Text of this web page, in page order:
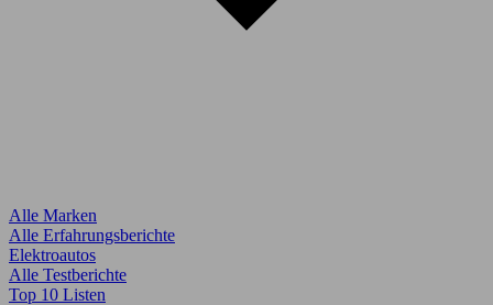
Alle Marken
Alle Erfahrungsberichte
Elektroautos
Alle Testberichte
Top 10 Listen